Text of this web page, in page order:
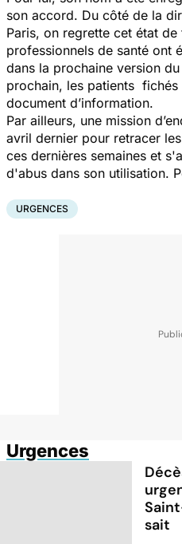
son accord. Du côté de la
Paris, on regrette cet état de
professionnels de santé ont
dans la prochaine version
prochain, les patients fichés
document d’information.
Par ailleurs, une mission
avril dernier pour retracer
ces dernières semaines et
d'abus dans son utilisation.
URGENCES
Urgences
sait